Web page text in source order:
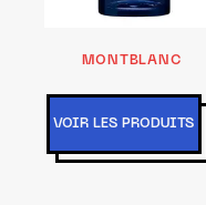
MONTBLANC
VOIR LES PRODUITS